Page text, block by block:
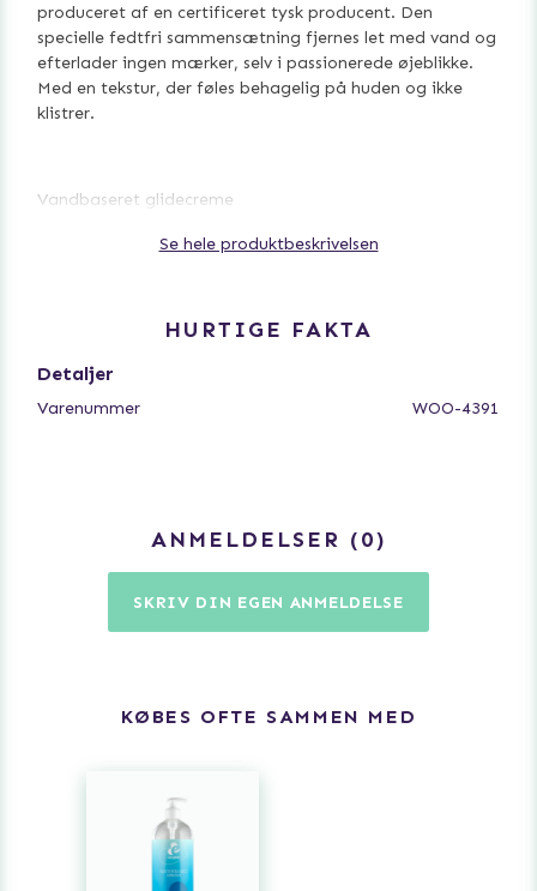
produceret af en certificeret tysk producent. Den
specielle fedtfri sammensætning fjernes let med vand og
efterlader ingen mærker, selv i passionerede øjeblikke.
Med en tekstur, der føles behagelig på huden og ikke
klistrer.
Vandbaseret glidecreme
Let at vaske af
Ingredienser: Aqua, hydroxyethylcellulose, citronsyre,
glycerin, kaliumsorbat, natriumbenzoat.
Se hele produktbeskrivelsen
HURTIGE FAKTA
Detaljer
Varenummer WOO-4391
ANMELDELSER 0
SKRIV DIN EGEN ANMELDELSE
KØBES OFTE SAMMEN MED